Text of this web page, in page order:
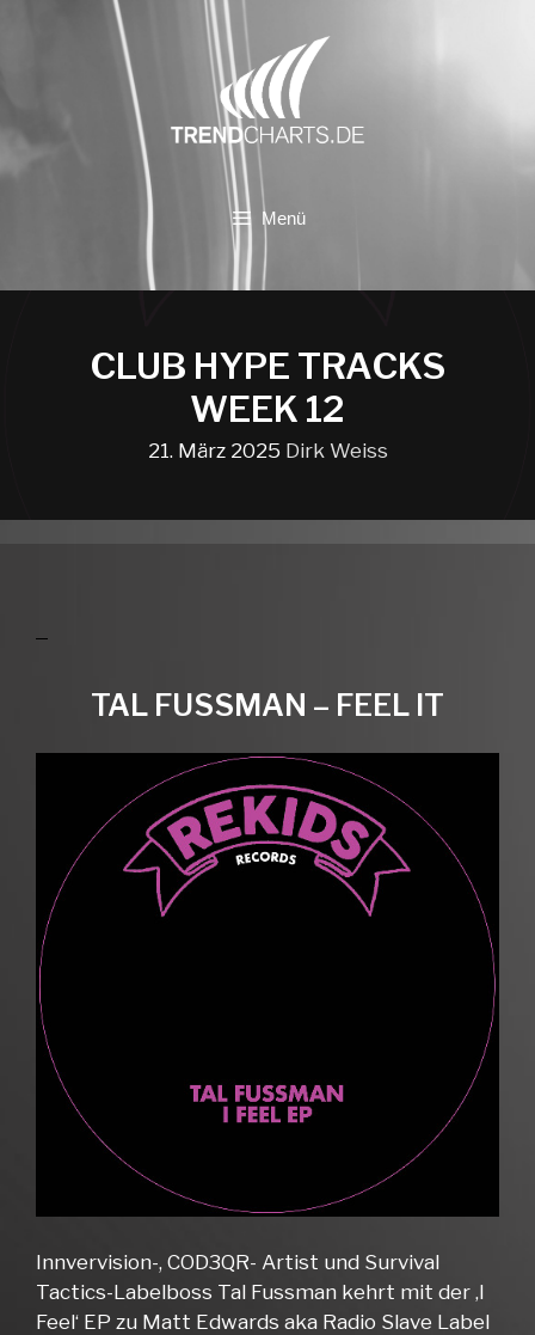
Menü
CLUB HYPE TRACKS
WEEK 12
21. März 2025 Dirk Weiss
TAL FUSSMAN – FEEL IT
Innvervision-, COD3QR- Artist und Survival
Tactics-Labelboss Tal Fussman kehrt mit der ‚I
Feel‘ EP zu Matt Edwards aka Radio Slave Label